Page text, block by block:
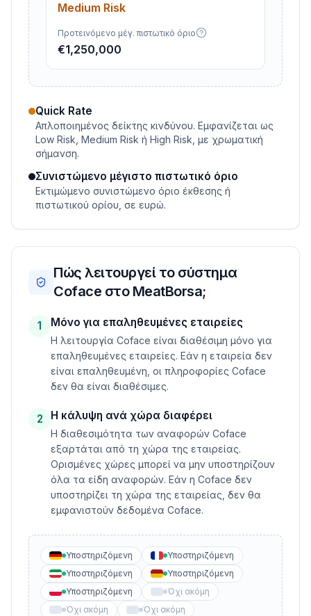
Medium Risk
Προτεινόμενο μέγ. πιστωτικό όριο
€1,250,000
Quick Rate
Απλοποιημένος δείκτης κινδύνου. Εμφανίζεται ως
Low Risk, Medium Risk ή High Risk, με χρωματική
σήμανση.
Συνιστώμενο μέγιστο πιστωτικό όριο
Εκτιμώμενο συνιστώμενο όριο έκθεσης ή
πιστωτικού ορίου, σε ευρώ.
Πώς λειτουργεί το σύστημα
Coface στο MeatBorsa;
1 Μόνο για επαληθευμένες εταιρείες
Η λειτουργία Coface είναι διαθέσιμη μόνο για
επαληθευμένες εταιρείες. Εάν η εταιρεία δεν
είναι επαληθευμένη, οι πληροφορίες Coface
δεν θα είναι διαθέσιμες.
2 Η κάλυψη ανά χώρα διαφέρει
Η διαθεσιμότητα των αναφορών Coface
εξαρτάται από τη χώρα της εταιρείας.
Ορισμένες χώρες μπορεί να μην υποστηρίζουν
όλα τα είδη αναφορών. Εάν η Coface δεν
υποστηρίζει τη χώρα της εταιρείας, δεν θα
εμφανιστούν δεδομένα Coface.
Υποστηριζόμενη
Υποστηριζόμενη
Υποστηριζόμενη
Υποστηριζόμενη
Υποστηριζόμενη
Όχι ακόμη
Όχι ακόμη
Όχι ακόμη